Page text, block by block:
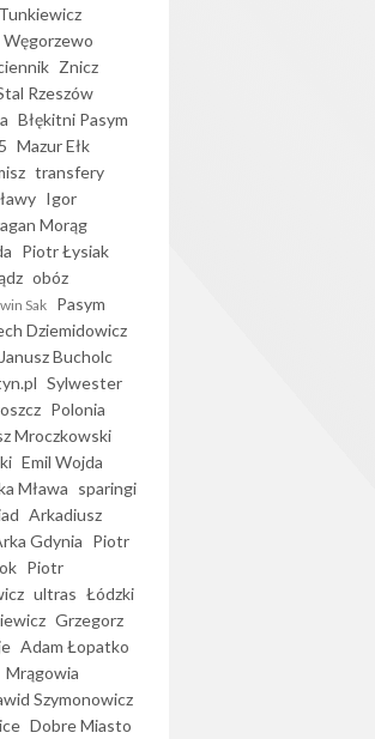
Węgorzewo
Znicz
Rzeszów
Błękitni Pasym
Mazur Ełk
transfery
Igor
Morąg
Piotr Łysiak
obóz
Sak Pasym
Dziemidowicz
Janusz Bucholc
Sylwester
Polonia
Mroczkowski
Emil Wojda
Mława sparingi
Arkadiusz
Gdynia Piotr
Piotr
ultras Łódzki
Grzegorz
Adam Łopatko
Mrągowia
Szymonowicz
Dobre Miasto